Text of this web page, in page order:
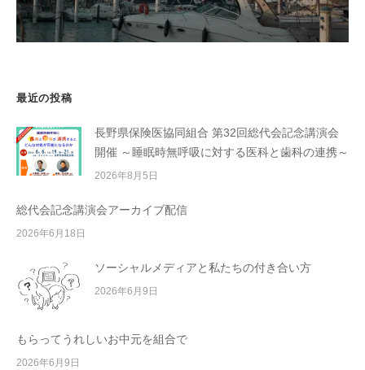
最近の投稿
長野県保険医協同組合 第32回総代会記念講演会
開催 ～睡眠時無呼吸に対する医科と歯科の連携～
2026年8月5日
総代会記念講演会アーカイブ配信
2026年6月18日
ソーシャルメディアと私たちの付き合い方
2026年6月9日
もらってうれしいお中元を組合で
2026年6月9日